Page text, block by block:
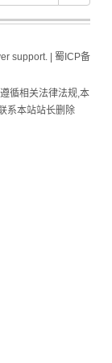
support. | 蜀ICP备
循相关法律法规,本
系本站站长删除